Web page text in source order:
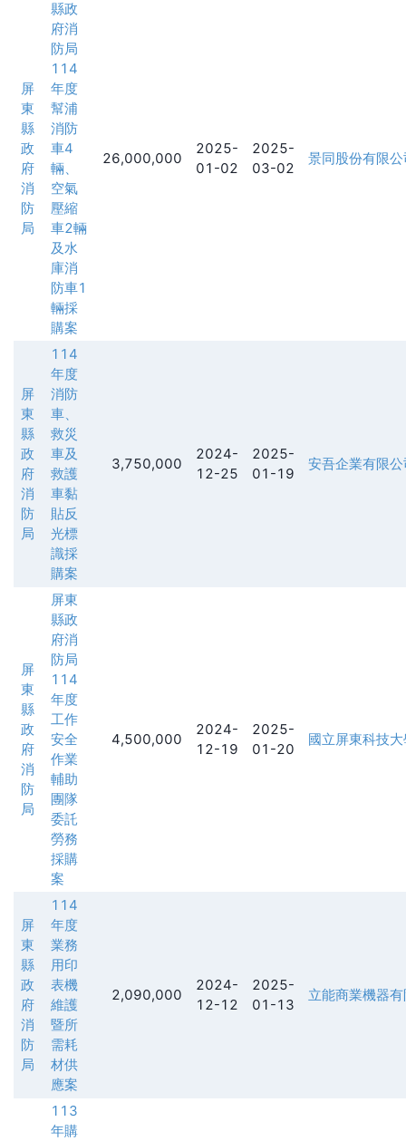
屏
東
縣
政
府
消
防
局
縣政
府消
防局
114
年度
幫浦
消防
車4
輛、
空氣
壓縮
車2輛
及水
庫消
防車1
輛採
購案
26,000,000
2025-
01-02
2025-
03-02
景同股份有限公
屏
東
縣
政
府
消
防
局
114
年度
消防
車、
救災
車及
救護
車黏
貼反
光標
識採
購案
3,750,000
2024-
12-25
2025-
01-19
安吾企業有限公
屏
東
縣
政
府
消
防
局
屏東
縣政
府消
防局
114
年度
工作
安全
作業
輔助
團隊
委託
勞務
採購
案
4,500,000
2024-
12-19
2025-
01-20
國立屏東科技大
屏
東
縣
政
府
消
防
局
114
年度
業務
用印
表機
維護
暨所
需耗
材供
應案
2,090,000
2024-
12-12
2025-
01-13
立能商業機器
113
年購